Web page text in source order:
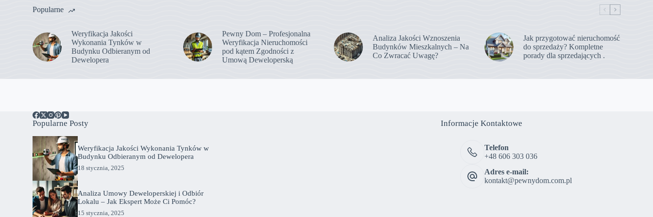
Popularne
Weryfikacja Jakości
Wykonania Tynków w
Budynku Odbieranym od
Dewelopera
Pewny Dom – Profesjonalna
Weryfikacja Nieruchomości
pod kątem Zgodności z
Umową Deweloperską
Analiza Jakości Wznoszenia
Budynków Mieszkalnych – Na
Co Zwracać Uwagę?
Jak przygotować nieruchomość
do sprzedaży? Kompletne
porady dla sprzedających .
Popularne Posty
Weryfikacja Jakości Wykonania Tynków w
Budynku Odbieranym od Dewelopera
18 stycznia, 2025
Analiza Umowy Deweloperskiej i Odbiór
Lokalu – Jak Ekspert Może Ci Pomóc?
15 stycznia, 2025
Informacje Kontaktowe
Telefon
+48 606 303 036
Adres e-mail:
kontakt@pewnydom.com.pl